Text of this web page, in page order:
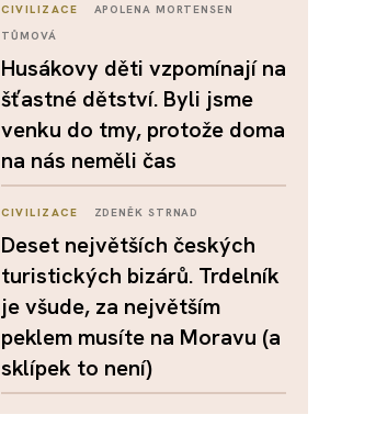
CIVILIZACE
APOLENA MORTENSEN
TŮMOVÁ
Husákovy děti vzpomínají na
šťastné dětství. Byli jsme
venku do tmy, protože doma
na nás neměli čas
CIVILIZACE ZDENĚK STRNAD
Deset největších českých
turistických bizárů. Trdelník
je všude, za největším
peklem musíte na Moravu (a
sklípek to není)